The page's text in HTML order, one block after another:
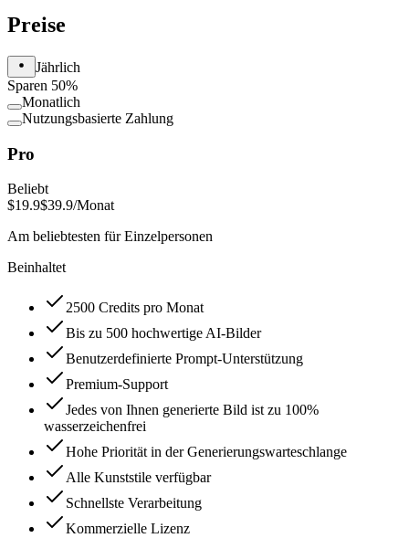
Preise
Jährlich
Sparen 50%
Monatlich
Nutzungsbasierte Zahlung
Pro
Beliebt
$19.9$39.9/Monat
Am beliebtesten für Einzelpersonen
Beinhaltet
2500 Credits pro Monat
Bis zu 500 hochwertige AI-Bilder
Benutzerdefinierte Prompt-Unterstützung
Premium-Support
Jedes von Ihnen generierte Bild ist zu 100%
wasserzeichenfrei
Hohe Priorität in der Generierungswarteschlange
Alle Kunststile verfügbar
Schnellste Verarbeitung
Kommerzielle Lizenz